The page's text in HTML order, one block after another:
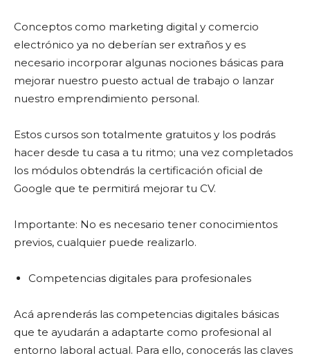
Conceptos como marketing digital y comercio
electrónico ya no deberían ser extraños y es
necesario incorporar algunas nociones básicas para
mejorar nuestro puesto actual de trabajo o lanzar
nuestro emprendimiento personal.
Estos cursos son totalmente gratuitos y los podrás
hacer desde tu casa a tu ritmo; una vez completados
los módulos obtendrás la certificación oficial de
Google que te permitirá mejorar tu CV.
Importante: No es necesario tener conocimientos
previos, cualquier puede realizarlo.
Competencias digitales para profesionales
Acá aprenderás las competencias digitales básicas
que te ayudarán a adaptarte como profesional al
entorno laboral actual. Para ello, conocerás las claves